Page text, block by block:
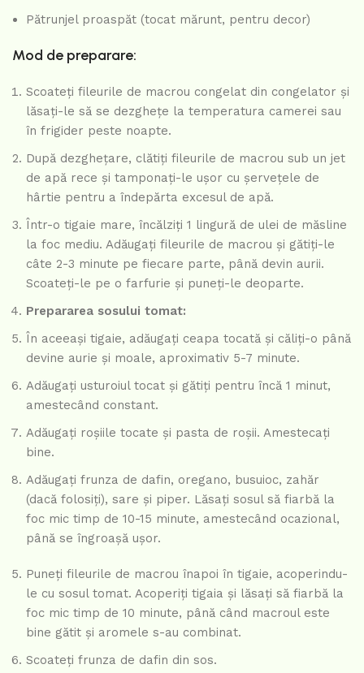
Pătrunjel proaspăt (tocat mărunt, pentru decor)
Mod de preparare:
Scoateți fileurile de macrou congelat din congelator și
lăsați-le să se dezghețe la temperatura camerei sau
în frigider peste noapte.
După dezghețare, clătiți fileurile de macrou sub un jet
de apă rece și tamponați-le ușor cu șervețele de
hârtie pentru a îndepărta excesul de apă.
Într-o tigaie mare, încălziți 1 lingură de ulei de măsline
la foc mediu. Adăugați fileurile de macrou și gătiți-le
câte 2-3 minute pe fiecare parte, până devin aurii.
Scoateți-le pe o farfurie și puneți-le deoparte.
Prepararea sosului tomat:
În aceeași tigaie, adăugați ceapa tocată și căliți-o până
devine aurie și moale, aproximativ 5-7 minute.
Adăugați usturoiul tocat și gătiți pentru încă 1 minut,
amestecând constant.
Adăugați roșiile tocate și pasta de roșii. Amestecați
bine.
Adăugați frunza de dafin, oregano, busuioc, zahăr
(dacă folosiți), sare și piper. Lăsați sosul să fiarbă la
foc mic timp de 10-15 minute, amestecând ocazional,
până se îngroașă ușor.
Puneți fileurile de macrou înapoi în tigaie, acoperindu-
le cu sosul tomat. Acoperiți tigaia și lăsați să fiarbă la
foc mic timp de 10 minute, până când macroul este
bine gătit și aromele s-au combinat.
Scoateți frunza de dafin din sos.